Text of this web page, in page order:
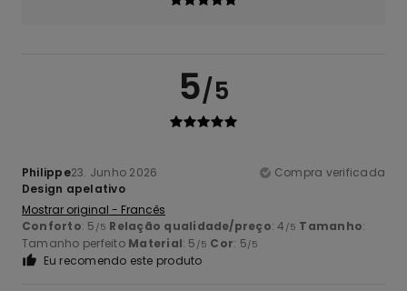
5/5
Philippe23. Junho 2026
Compra verificada
Design apelativo
Mostrar original - Francês
Conforto: 5 /5 Relação qualidade/preço: 4 /5 Tamanho:
Tamanho perfeito Material: 5 /5 Cor: 5/5
Eu recomendo este produto